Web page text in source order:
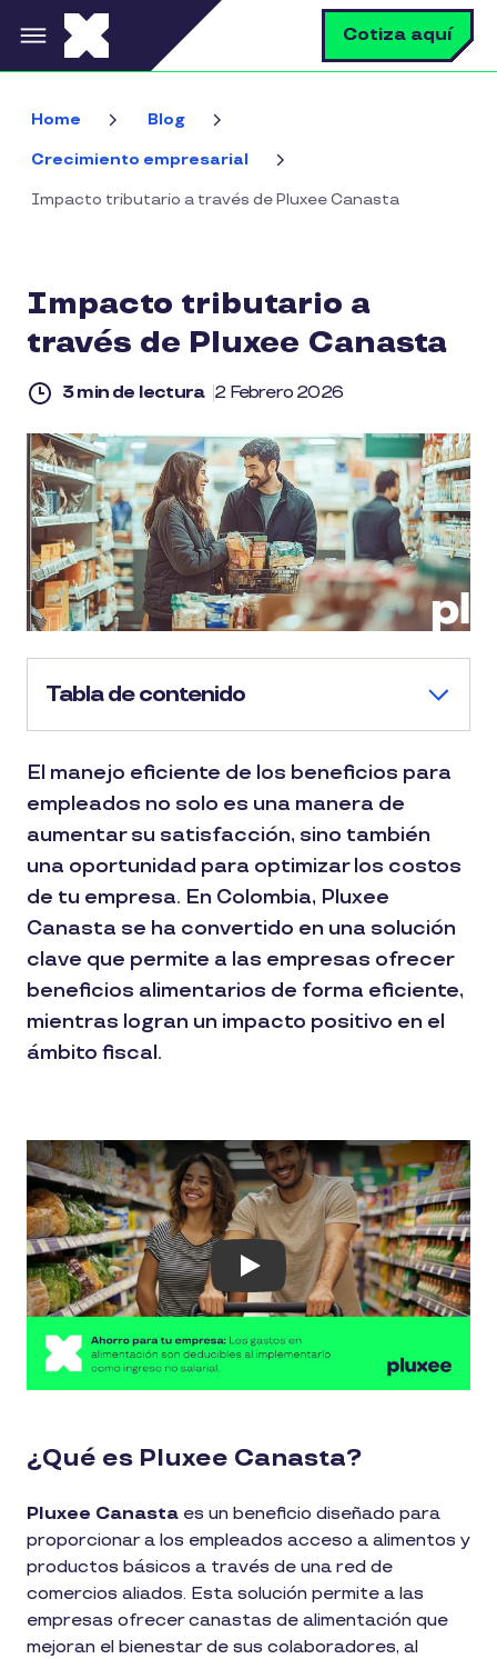
Pasar al contenido principal Cotiza aquí
Home Blog
Crecimiento empresarial
Impacto tributario a través de Pluxee Canasta
Impacto tributario a
través de Pluxee Canasta
3 min de lectura 2 Febrero 2026
Tabla de contenido
El manejo eficiente de los beneficios para
empleados no solo es una manera de
aumentar su satisfacción, sino también
una oportunidad para optimizar los costos
de tu empresa. En Colombia, Pluxee
Canasta se ha convertido en una solución
clave que permite a las empresas ofrecer
beneficios alimentarios de forma eficiente,
mientras logran un impacto positivo en el
ámbito fiscal.
Play
¿Qué es Pluxee Canasta?
Pluxee Canasta es un beneficio diseñado para
proporcionar a los empleados acceso a alimentos y
productos básicos a través de una red de
comercios aliados. Esta solución permite a las
empresas ofrecer canastas de alimentación que
mejoran el bienestar de sus colaboradores, al